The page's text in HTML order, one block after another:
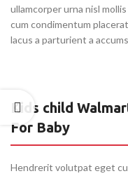
ullamcorper urna nisl
cum condimentum
lacus a parturient a
Kids child
For Baby
Hendrerit volutpat eget